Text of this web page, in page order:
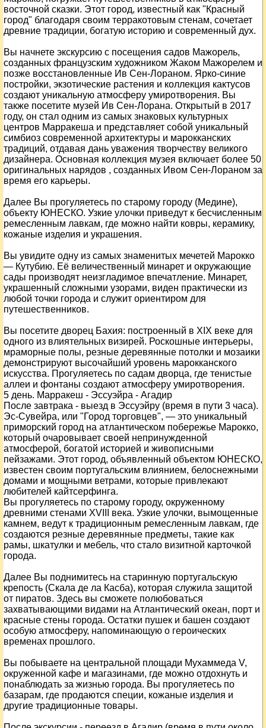
восточной сказки. Этот город, известный как "Красный
город" благодаря своим терракотовым стенам, сочетает
древние традиции, богатую историю и современный дух.
Вы начнете экскурсию с посещения садов Мажорель,
созданных французским художником Жаком Мажорелем и
позже восстановленные Ив Сен-Лораном. Ярко-синие
постройки, экзотические растения и коллекция кактусов
создают уникальную атмосферу умиротворения. Вы
также посетите музей Ив Сен-Лорана. Открытый в 2017
году, он стал одним из самых знаковых культурных
центров Марракеша и представляет собой уникальный
симбиоз современной архитектуры и марокканских
традиций, отдавая дань уважения творчеству великого
дизайнера. Основная коллекция музея включает более 50
оригинальных нарядов , созданных Ивом Сен-Лораном за
время его карьеры.
Далее Вы прогуляетесь по старому городу (Медине),
объекту ЮНЕСКО. Узкие улочки приведут к бесчисленным
ремесленным лавкам, где можно найти ковры, керамику,
кожаные изделия и украшения.
Вы увидите одну из самых знаменитых мечетей Марокко
— Кутубию. Её величественный минарет и окружающие
сады производят неизгладимое впечатление. Минарет,
украшенный сложными узорами, виден практически из
любой точки города и служит ориентиром для
путешественников.
Вы посетите дворец Бахия: построенный в XIX веке для
одного из влиятельных визирей. Роскошные интерьеры,
мраморные полы, резные деревянные потолки и мозаики
демонстрируют высочайший уровень марокканского
искусства. Прогуляетесь по садам дворца, где тенистые
аллеи и фонтаны создают атмосферу умиротворения.
5 день. Марракеш - Эссуэйра - Агадир
После завтрака - выезд в Эссуэйру (время в пути 3 часа).
Эс-Сувейра, или "Город торговцев", — это уникальный
приморский город на атлантическом побережье Марокко,
который очаровывает своей непринужденной
атмосферой, богатой историей и живописными
пейзажами. Этот город, объявленный объектом ЮНЕСКО,
известен своим португальским влиянием, белоснежными
домами и мощными ветрами, которые привлекают
любителей кайтсерфинга.
Вы прогуляетесь по старому городу, окруженному
древними стенами XVIII века. Узкие улочки, вымощенные
камнем, ведут к традиционным ремесленным лавкам, где
создаются резные деревянные предметы, такие как
рамы, шкатулки и мебель, что стало визитной карточкой
города.
Далее Вы поднимитесь на старинную португальскую
крепость (Скала де ла Касба), которая служила защитой
от пиратов. Здесь вы сможете полюбоваться
захватывающими видами на Атлантический океан, порт и
красные стены города. Остатки пушек и башен создают
особую атмосферу, напоминающую о героических
временах прошлого.
Вы побываете на центральной площади Мухаммеда V,
окруженной кафе и магазинами, где можно отдохнуть и
понаблюдать за жизнью города. Вы прогуляетесь по
базарам, где продаются специи, кожаные изделия и
другие традиционные товары.